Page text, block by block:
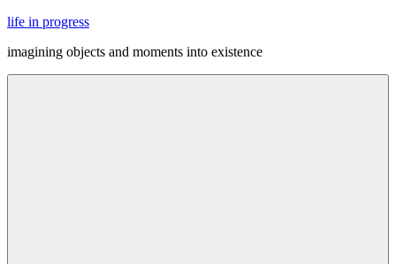
Skip
content
life in progress
imagining objects and moments into existence